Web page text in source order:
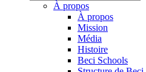
À propos
À propos
Mission
Média
Histoire
Beci Schools